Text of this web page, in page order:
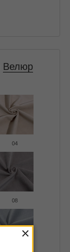
Велюр
04
08